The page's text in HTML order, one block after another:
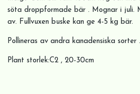
söta droppformade bär . Mognar i juli.
av. Fullvuxen buske kan ge 4-5 kg bär.
Pollineras av andra kanadensiska sorter .
Plant storlek:C2 , 20-30cm